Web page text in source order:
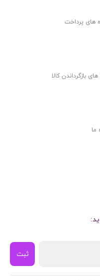
های پرداخت
بازگرداندن کالا
ما
ثبت